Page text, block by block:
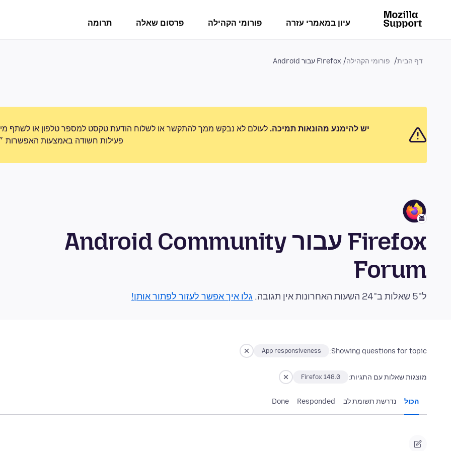
עיון במאמרי עזרה פורומי הקהילה פרסום שאלה תרומה
דף הבית פורומי הקהילה Firefox עבור Android
יש להימנע מהונאות תמיכה. לעולם לא נבקש ממך להתקשר או לשלוח הודעת טקסט למספר טלפון או לשתף
פעילות חשודה באמצעות האפשרות
Firefox עבור Android Community
Forum
ל־5 שאלות ב־24 השעות האחרונות אין תגובה. גלו איך אפשר לעזור לפתור אותן!
Showing questions for topic:
App responsiveness
מוצגות שאלות עם התגיות: Firefox 148.0
הכול נדרשת תשומת לב Responded
Done